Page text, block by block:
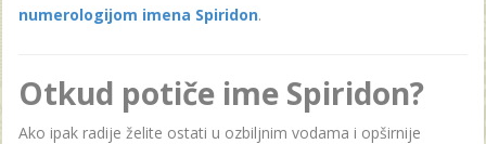
numerologijom imena Spiridon.
Otkud potiče ime Spiridon?
Ako ipak radije želite ostati u ozbiljnim vodama i opširnije